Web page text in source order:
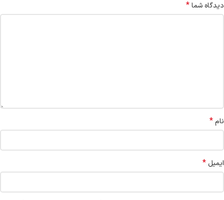
دیدگاه شما*
نام*
ایمیل *